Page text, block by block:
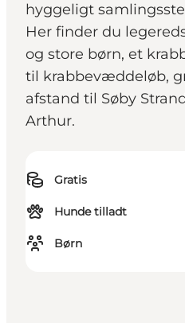
hyggeligt
Her finder du
og store børn, et
til krabbevæddeløb,
afstand til Søby
Arthur.
Gratis
Hunde tilladt
Børn